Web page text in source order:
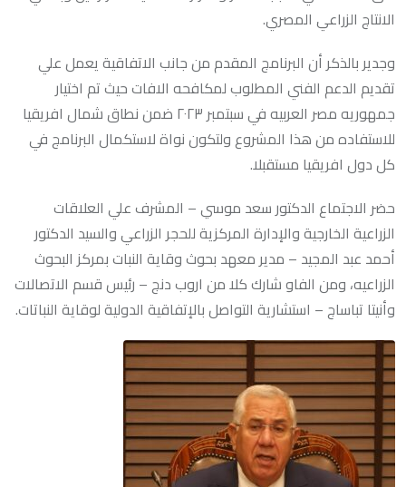
الانتاج الزراعي المصري.
وجدير بالذكر أن البرنامج المقدم من جانب الاتفاقية يعمل علي
تقديم الدعم الفني المطلوب لمكافحه الافات حيث تم اختيار
جمهوريه مصر العربيه في سبتمبر ٢٠٢٣ ضمن نطاق شمال افريقيا
للاستفاده من هذا المشروع ولتكون نواة لاستكمال البرنامج في
كل دول افريقيا مستقبلا.
حضر الاجتماع الدكتور سعد موسي – المشرف علي العلاقات
الزراعية الخارجية والإدارة المركزية للحجر الزراعي والسيد الدكتور
أحمد عبد المجيد – مدير معهد بحوث وقاية النبات بمركز البحوث
الزراعيه، ومن الفاو شارك كلا من اروب دنج – رئيس قسم الاتصالات
وأنيتا تباساج – استشارية التواصل بالإتفاقية الدولية لوقاية النباتات.